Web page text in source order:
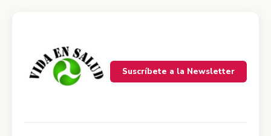
Suscríbete a la Newsletter